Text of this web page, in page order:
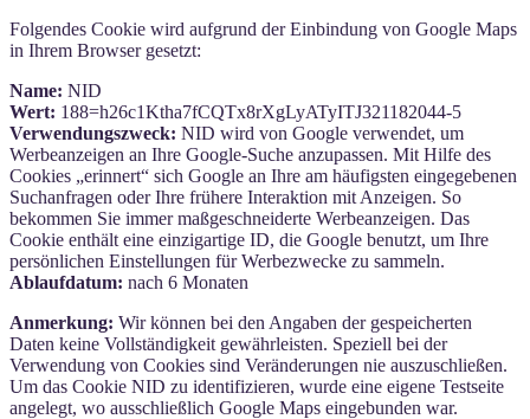
Folgendes Cookie wird aufgrund der Einbindung von Google Maps
in Ihrem Browser gesetzt:
Name: NID
Wert: 188=h26c1Ktha7fCQTx8rXgLyATyITJ321182044-5
Verwendungszweck: NID wird von Google verwendet, um
Werbeanzeigen an Ihre Google-Suche anzupassen. Mit Hilfe des
Cookies „erinnert“ sich Google an Ihre am häufigsten eingegebenen
Suchanfragen oder Ihre frühere Interaktion mit Anzeigen. So
bekommen Sie immer maßgeschneiderte Werbeanzeigen. Das
Cookie enthält eine einzigartige ID, die Google benutzt, um Ihre
persönlichen Einstellungen für Werbezwecke zu sammeln.
Ablaufdatum: nach 6 Monaten
Anmerkung: Wir können bei den Angaben der gespeicherten
Daten keine Vollständigkeit gewährleisten. Speziell bei der
Verwendung von Cookies sind Veränderungen nie auszuschließen.
Um das Cookie NID zu identifizieren, wurde eine eigene Testseite
angelegt, wo ausschließlich Google Maps eingebunden war.